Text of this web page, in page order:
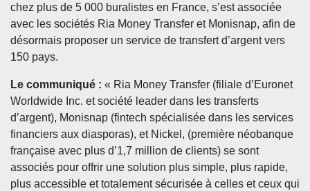
chez plus de 5 000 buralistes en France, s’est associée
avec les sociétés Ria Money Transfer et Monisnap, afin de
désormais proposer un service de transfert d’argent vers
150 pays.
Le communiqué : « Ria Money Transfer (filiale d’Euronet
Worldwide Inc. et société leader dans les transferts
d’argent), Monisnap (fintech spécialisée dans les services
financiers aux diasporas), et Nickel, (première néobanque
française avec plus d’1,7 million de clients) se sont
associés pour offrir une solution plus simple, plus rapide,
plus accessible et totalement sécurisée à celles et ceux qui